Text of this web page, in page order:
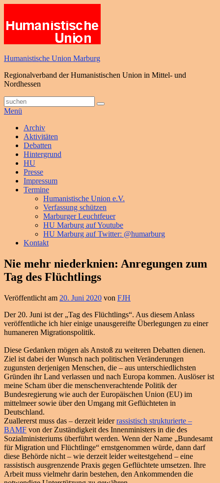
springen
Humanistische Union Marburg
Regionalverband der Humanistischen Union in Mittel- und
Nordhessen
Suche
nach:
Suchen
Menü
Primäres
Menü
Archiv
Aktivitäten
Debatten
Hintergrund
HU
Presse
Impressum
Termine
Humanistische Union e.V.
Verfassung schützen
Marburger Leuchtfeuer
HU Marburg auf Youtube
HU Marburg auf Twitter: @humarburg
Kontakt
Nie mehr niederknien: Anregungen zum
Tag des Flüchtlings
Veröffentlicht am 20. Juni 2020 von FJH
Der 20. Juni ist der „Tag des Flüchtlings“. Aus diesem Anlass
veröffentliche ich hier einige unausgereifte Überlegungen zu einer
humaneren Migrationspolitik.
Diese Gedanken mögen als Anstoß zu weiteren Debatten dienen.
Ziel ist dabei der Wunsch nach politischen Veränderungen
zugunsten derjenigen Menschen, die – aus unterschiedlichsten
Gründen ihr Land verlassen und nach Europa kommen. Auslöser ist
meine Scham über die menschenverachtende Politik der
Bundesregierung wie auch der Europäischen Union (EU) im
mittelmeer sowie über den Umgang mit Geflüchteten in
Deutschland.
Zuallererst muss das – derzeit leiderrassistisch strukturierte –
BAMF von der Zuständigkeit des Innenministers in die des
Sozialministeriums überführt werden. Wenn der Name „Bundesamt
für Migration und Flüchtlinge“ ernstgenommen würde, dann darf
diese Behörde nicht – wie derzeit leider weitestgehend – eine
rassistisch ausgrenzende Praxis gegen Geflüchtete umsetzen. Ihre
Arbeit muss vielmehr darin bestehen, den Ankommenden die